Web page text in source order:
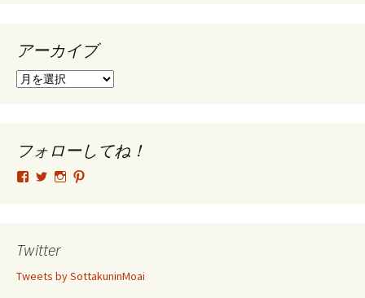
アーカイブ
ア
ブ
フォローしてね！
tsutomu.hattori.33
フ
ー
SottakuninMoai
フ
ー
tsutomu.hattori.33
ー ー
Twitter
Tweets by SottakuninMoai